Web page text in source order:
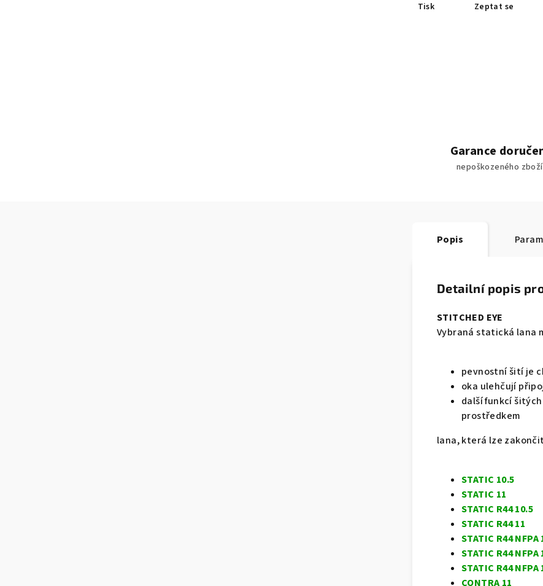
Tisk Zeptat se
Garance
nepoškozeného zboží
Popis
Detailní popis
STITCHED EYE
Vybraná statická lana
pevnostní šití je
oka ulehčují
další funkcí
prostředkem
lana, která lze
STATIC 10.5
STATIC 11
STATIC R44 10.5
STATIC R44 11
STATIC R44 NFPA
STATIC R44 NFPA
STATIC R44 NFPA
CONTRA 11